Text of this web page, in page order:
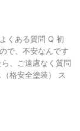
くある質問 Q 初
で、不安なんです
、ご遠慮なく質問
格安全塗装） ス